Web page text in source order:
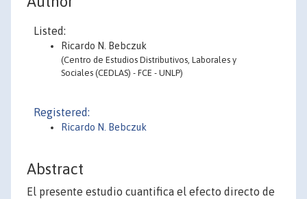
Listed:
Ricardo N. Bebczuk
(Centro de Estudios Distributivos, Laborales y
Sociales (CEDLAS) - FCE - UNLP)
Registered:
Ricardo N. Bebczuk
Abstract
El presente estudio cuantifica el efecto directo de